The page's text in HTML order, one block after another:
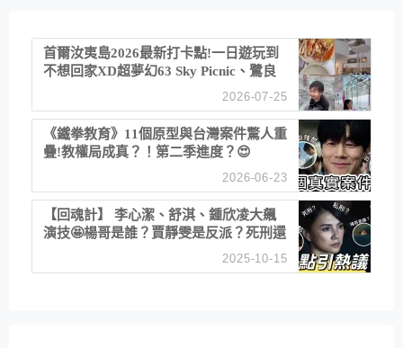
首爾汝夷島2026最新打卡點!一日遊玩到
不想回家XD超夢幻63 Sky Picnic、鷺良
津帝王蟹大餐、《淚之女王》拍攝地、漢
江公園免費玩水
2026-07-25
《鐵拳教育》11個原型與台灣案件驚人重
疊!教權局成真？！第二季進度？😍
2026-06-23
【回魂計】 李心潔、舒淇、鍾欣凌大飆
演技🤩楊哥是誰？賈靜雯是反派？死刑還
2025-10-15